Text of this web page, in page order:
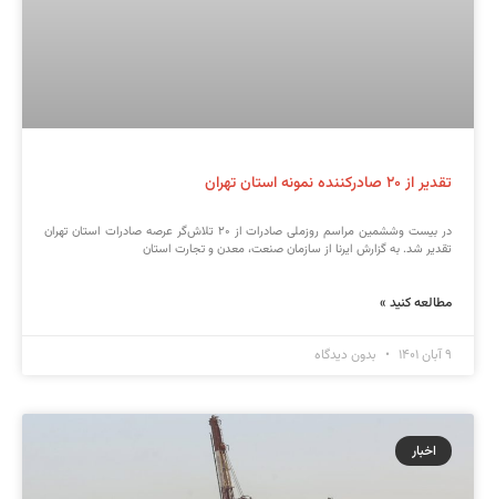
تقدیر از ۲۰ صادرکننده نمونه استان تهران
در بیست وششمین مراسم روزملی صادرات از ۲۰ تلاش‌گر عرصه صادرات استان تهران
تقدیر شد. به گزارش ایرنا از سازمان صنعت، معدن و تجارت استان
مطالعه کنید »
۹ آبان ۱۴۰۱ بدون دیدگاه
اخبار